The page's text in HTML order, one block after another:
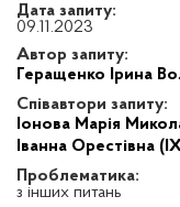
Дата запиту:
09.11.2023
Автор запиту:
Геращенко Ірина
Співавтори запиту:
Іонова Марія
Іванна Орестівна
Проблематика:
з інших питань